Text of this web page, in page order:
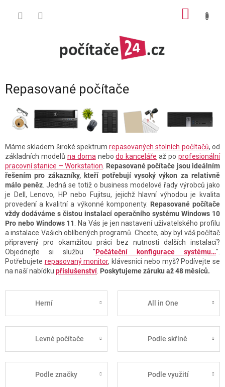
Repasované počítače
Máme skladem široké spektrumrepasovaných stolních počítačů, od
základních modelů na doma nebodo kanceláře až poprofesionální
pracovní stanice – Workstation Repasované počítače jsou ideálním
řešením pro zákazníky, kteří potřebují vysoký výkon za relativně
málo peněz . Jedná se totiž o business modelové řady výrobců jako
je Dell, Lenovo, HP nebo Fujitsu, jejichž hlavní výhodou je kvalita
provedení a kvalitní a výkonné komponenty. Repasované počítače
vždy dodáváme s čistou instalací operačního systému Windows 10
Pro nebo Windows 11
. Na Vás je jen nastavení uživatelského profilu
a instalace Vašich oblíbených programů. Chcete, aby byl váš počítač
připravený pro okamžitou práci bez nutnosti dalších instalací?
Objednejte si službu "Počáteční konfigurace systému…".
Potřebujete repasovaný monitor, klávesnici nebo myš? Podívejte se
na naší nabídku příslušenství. Poskytujeme záruku až 48 měsíců.
Herní All in One
Levné počítače Podle skříně
Podle značky Podle využití